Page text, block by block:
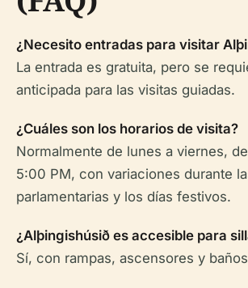
¿Necesito entradas para visitar
La entrada es gratuita, pero se
anticipada para las visitas guiadas.
¿Cuáles son los horarios de visita?
Normalmente de lunes a viernes,
5:00 PM, con variaciones durante
parlamentarias y los días festivos.
¿Alþingishúsið es accesible para
Sí, con rampas, ascensores y